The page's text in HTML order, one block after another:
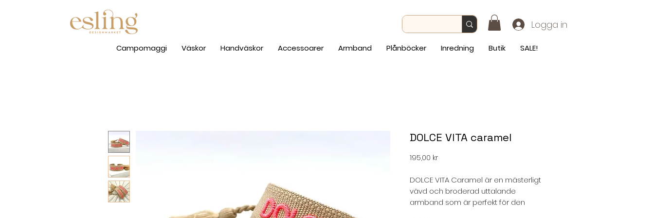
Logga in
Campomaggi Väskor Handväskor Accessoarer Armband Plånböcker Inredning Butik SALE!
DOLCE VITA caramel
195,00 krPris
DOLCE VITA Caramel är en mästerligt
vävd och broderad uttalande
armband som är perfekt för den